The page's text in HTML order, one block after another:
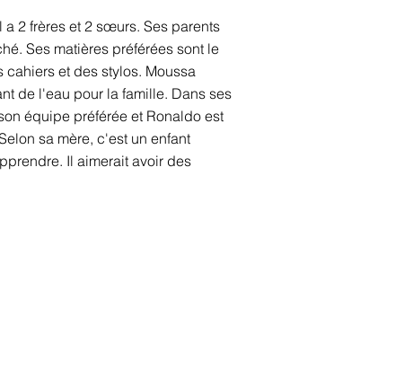
2 frères et 2 sœurs. Ses parents
Ses matières préférées sont le
et des stylos. Moussa
de l'eau pour la famille. Dans ses
équipe préférée et Ronaldo est
sa mère, c'est un enfant
Il aimerait avoir des